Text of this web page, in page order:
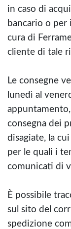
in caso di
bancario o
cura di
cliente di tale
Le consegne
lunedì al
consegna dei
disagiate, la
per le quali i
comunicati di
È possibile
sul sito del
spedizione